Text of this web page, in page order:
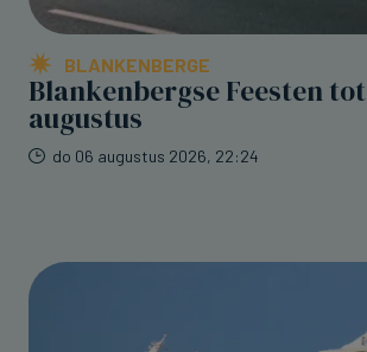
BLANKENBERGE
Blankenbergse Feesten tot
augustus
do 06 augustus 2026, 22:24